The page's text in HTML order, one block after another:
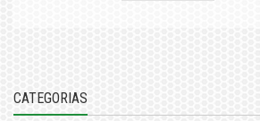
CATEGORIAS